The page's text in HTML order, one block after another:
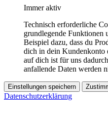
Immer aktiv
Technisch erforderliche
grundlegende Funktionen
Beispiel dazu, dass du
dich in dein Kundenkonto
auf dich ist für uns
anfallende Daten werden
Einstellungen speichern
Datenschutzerklärung